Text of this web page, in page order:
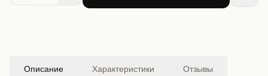
Описание Характеристики Отзывы